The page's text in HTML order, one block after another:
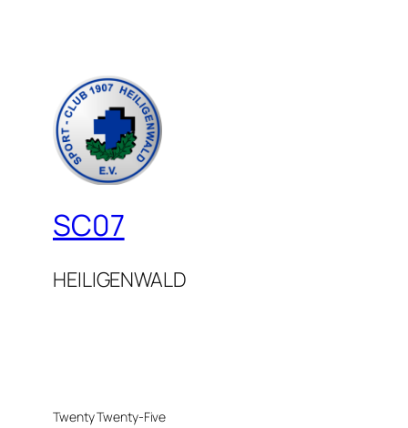
SC07
HEILIGENWALD
Twenty Twenty-Five